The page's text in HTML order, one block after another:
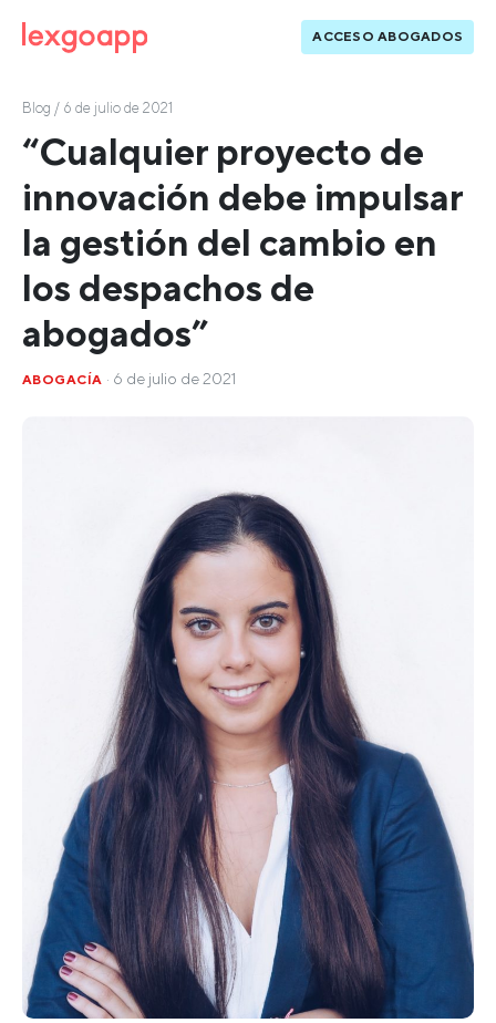
ACCESO ABOGADOS
Blog / 6 de julio de 2021
“Cualquier proyecto de
innovación debe impulsar
la gestión del cambio en
los despachos de
abogados”
ABOGACÍA · 6 de julio de 2021